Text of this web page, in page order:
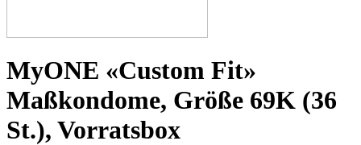
57G
57H
57K
60E
60F
60G
MyONE «Custom Fit»
Maßkondome, Größe 69K (36
St.), Vorratsbox